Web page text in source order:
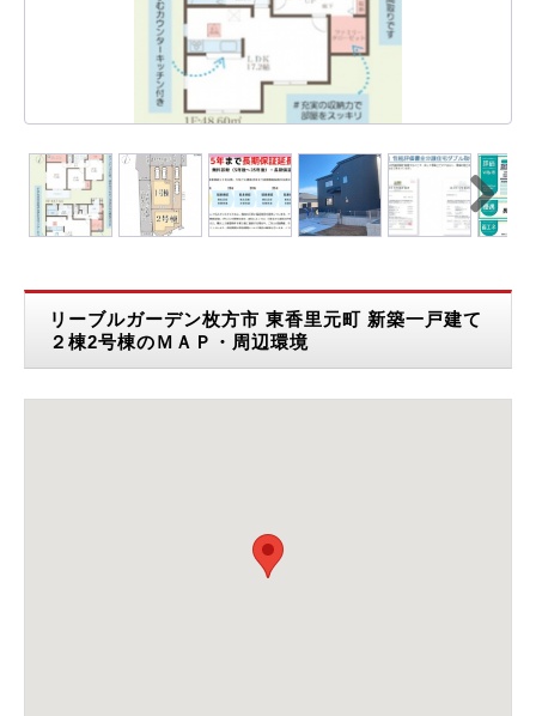
Next
リーブルガーデン枚方市 東香里元町 新築一戸建て
２棟2号棟のＭＡＰ・周辺環境